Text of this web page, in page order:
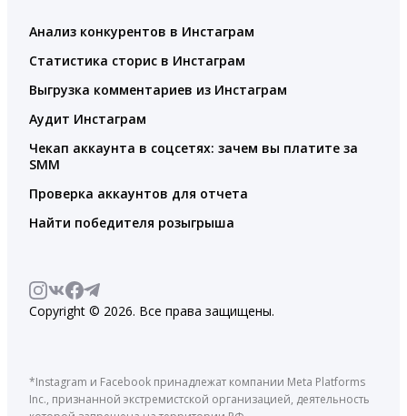
Анализ конкурентов в Инстаграм
Статистика сторис в Инстаграм
Выгрузка комментариев из Инстаграм
Аудит Инстаграм
Чекап аккаунта в соцсетях: зачем вы платите за
SMM
Проверка аккаунтов для отчета
Найти победителя розыгрыша
Copyright © 2026. Все права защищены.
*Instagram и Facebook принадлежат компании Meta Platforms
Inc., признанной экстремистской организацией, деятельность